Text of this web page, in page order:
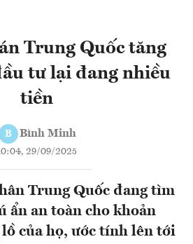
Trung Quốc tăng
tư lại đang nhiều
tiền
B Bình Minh
29/09/2025
Trung Quốc đang tìm
ẩn an toàn cho khoản
của họ, ước tính lên tới